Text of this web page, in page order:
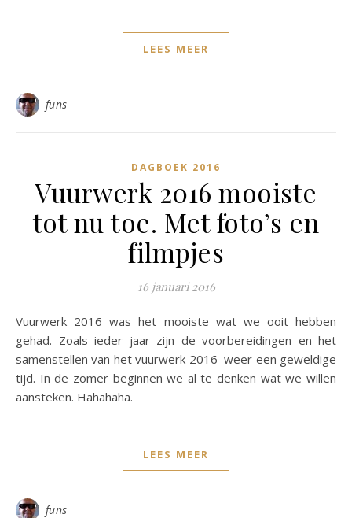
LEES MEER
funs
DAGBOEK 2016
Vuurwerk 2016 mooiste
tot nu toe. Met foto’s en
filmpjes
16 januari 2016
Vuurwerk 2016 was het mooiste wat we ooit hebben
gehad. Zoals ieder jaar zijn de voorbereidingen en het
samenstellen van het vuurwerk 2016 weer een geweldige
tijd. In de zomer beginnen we al te denken wat we willen
aansteken. Hahahaha.
LEES MEER
funs